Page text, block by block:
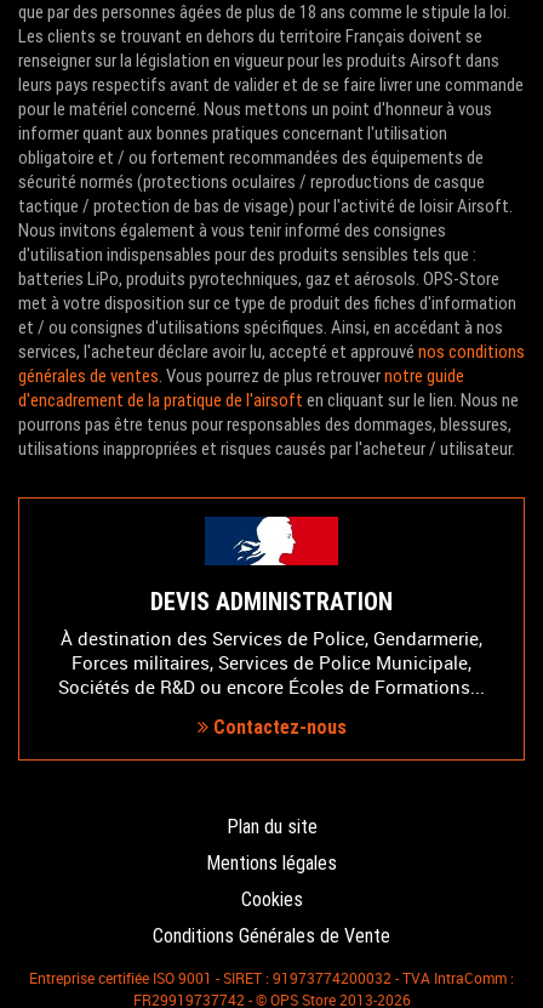
que par des personnes âgées de plus de 18 ans comme le stipule la loi.
Les clients se trouvant en dehors du territoire Français doivent se
renseigner sur la législation en vigueur pour les produits Airsoft dans
leurs pays respectifs avant de valider et de se faire livrer une commande
pour le matériel concerné. Nous mettons un point d'honneur à vous
informer quant aux bonnes pratiques concernant l'utilisation
obligatoire et / ou fortement recommandées des équipements de
sécurité normés (protections oculaires / reproductions de casque
tactique / protection de bas de visage) pour l'activité de loisir Airsoft.
Nous invitons également à vous tenir informé des consignes
d'utilisation indispensables pour des produits sensibles tels que :
batteries LiPo, produits pyrotechniques, gaz et aérosols. OPS-Store
met à votre disposition sur ce type de produit des fiches d'information
et / ou consignes d'utilisations spécifiques. Ainsi, en accédant à nos
services, l'acheteur déclare avoir lu, accepté et approuvé nos conditions
générales de ventes. Vous pourrez de plus retrouvernotre guide
d'encadrement de la pratique de l'airsoft en cliquant sur le lien. Nous ne
pourrons pas être tenus pour responsables des dommages, blessures,
utilisations inappropriées et risques causés par l'acheteur / utilisateur.
DEVIS ADMINISTRATION
À destination des Services de Police, Gendarmerie,
Forces militaires, Services de Police Municipale,
Sociétés de R&D ou encore Écoles de Formations...
Contactez-nous
Plan du site
Mentions légales
Cookies
Conditions Générales de Vente
Entreprise certifiée ISO 9001 - SIRET : 91973774200032 - TVA IntraComm :
FR29919737742 - © OPS Store 2013-2026